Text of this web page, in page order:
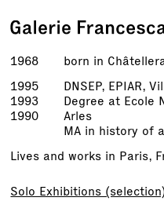
1968
born in
1995
1993
1990
DNSEP, EPIAR,
Degree at Ecole
Arles
MA in history of
Lives and works in Paris,
Solo Exhibitions